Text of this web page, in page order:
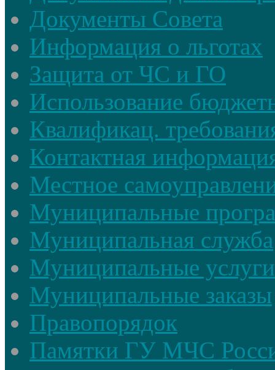
Документы Совета
Информация о льготах
Защита от ЧС и ГО
Использование
Квалификац.
Контактная
Местное
Муниципальные
Муниципальная служба
Муниципальные услуги
Муниципальные заказы
Правопорядок
Памятки ГУ МЧС